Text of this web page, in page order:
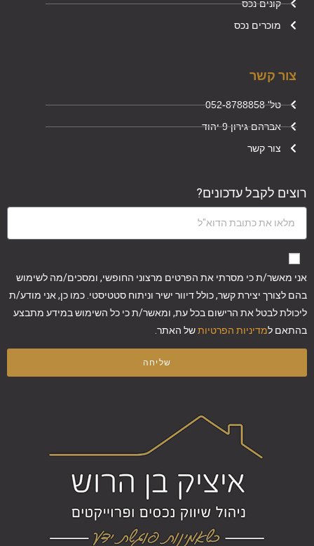
קונים נכס
מוכרים נכס
צור קשר
טל' 052-8788858
אברהם גירון 9 יהוד
צור קשר
רוצים לקבל עדכונים?
אני מאשר/ת כי מסרתי את הפרטים מרצוני החופשי, ומסכים/מה לשימוש
בהם לצורך יצירת קשר, כולל דיוור ישיר וניתוח סטטיסטי. כמו כן, אני מודע/ת
ליכולת לבטל את הרישום בכל עת, ומאשר/ת כי כל השימוש במידע מתבצע
בהתאם למדיניות הפרטיותשל האתר.
שליחה